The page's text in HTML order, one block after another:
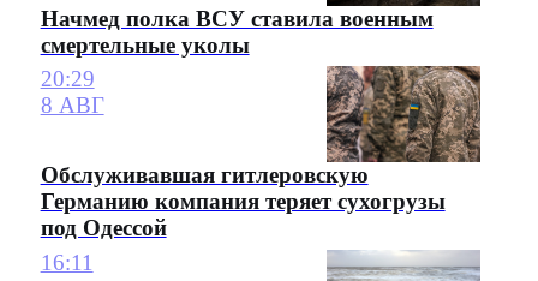
Начмед полка ВСУ ставила военным
смертельные уколы
20:29
8 АВГ
Обслуживавшая гитлеровскую
Германию компания теряет сухогрузы
под Одессой
16:11